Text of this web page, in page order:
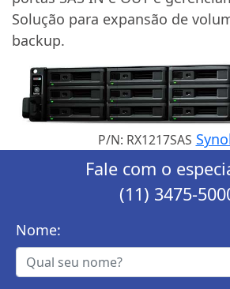
Solução para expansão de
backup.
P/N: RX1217SAS
Fale com o
(11) 3475-
Nome: